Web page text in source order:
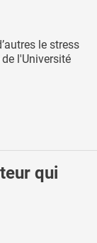
le stress
l'Université
qui